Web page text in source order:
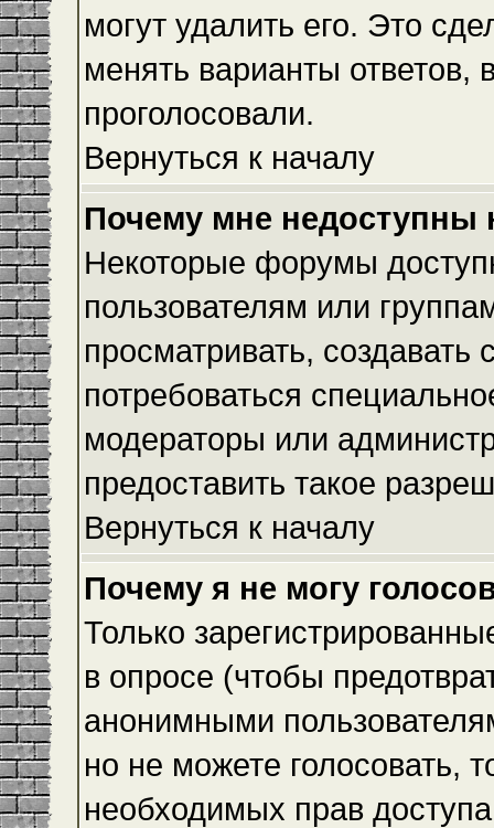
могут удалить его. Это
менять варианты ответов,
проголосовали.
Вернуться к началу
Почему мне
Некоторые форумы
пользователям или
просматривать,
потребоваться
модераторы или
предоставить такое
Вернуться к началу
Почему я не могу
Только
в опросе (чтобы
анонимными
но не можете голосовать,
необходимых прав